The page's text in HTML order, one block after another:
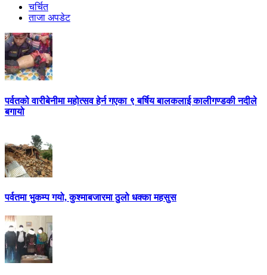
चर्चित
ताजा अपडेट
पर्वतको वारीबेनीमा महोत्सव हेर्न गएका ९ बर्षिय बालकलाई कालीगण्डकी नदीले
बगायो
पर्वतमा भुकम्प गयो, कुश्माबजारमा ठुलो धक्का महसुस